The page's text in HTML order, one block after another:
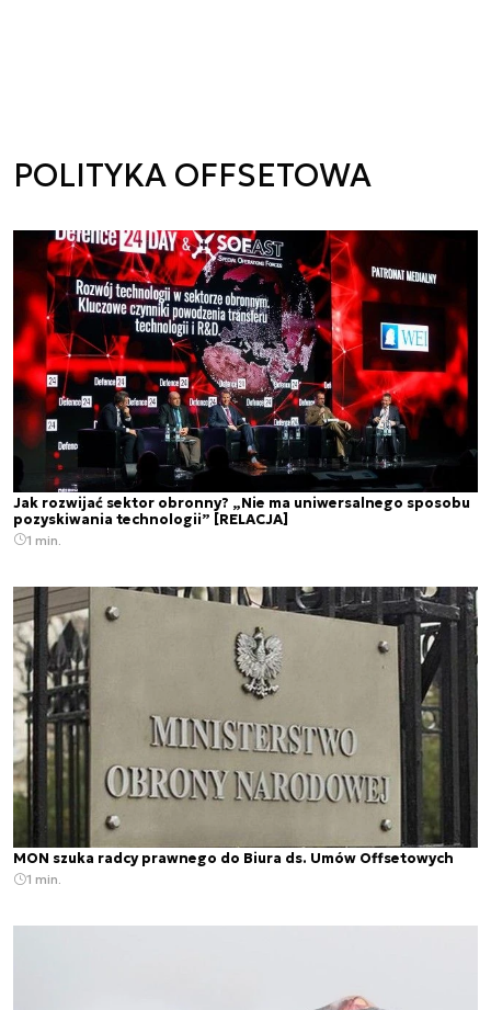
POLITYKA OFFSETOWA
Jak rozwijać sektor obronny? „Nie ma uniwersalnego sposobu
pozyskiwania technologii” [RELACJA]
1 min.
MON szuka radcy prawnego do Biura ds. Umów Offsetowych
1 min.